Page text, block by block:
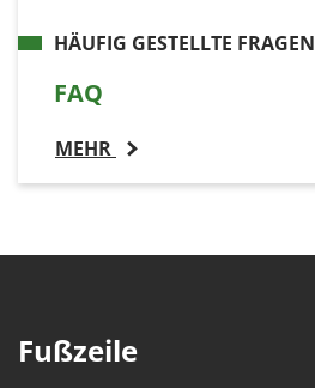
HÄUFIG GESTELLTE FRAGEN
FAQ
MEHR
Fußzeile